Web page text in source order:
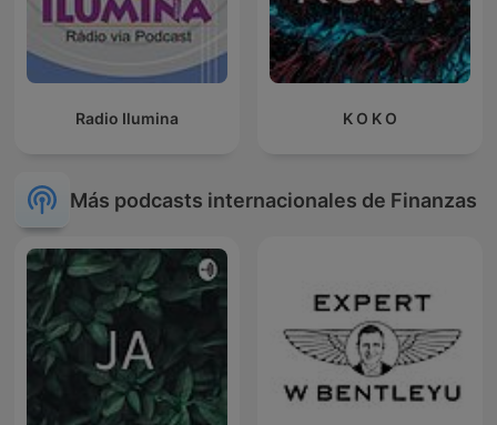
Radio Ilumina K O K O
Más podcasts internacionales de Finanzas